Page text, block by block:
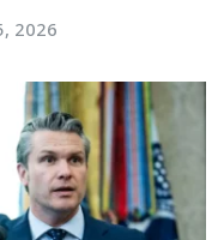
2026